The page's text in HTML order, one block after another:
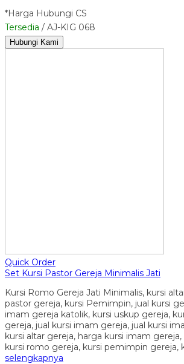
*Harga Hubungi CS
Tersedia / AJ-KIG 068
Hubungi Kami
Quick Order
Set Kursi Pastor Gereja Minimalis Jati
Kursi Romo Gereja Jati Minimalis, kursi
pastor gereja, kursi Pemimpin, jual kursi
imam gereja katolik, kursi uskup gereja,
gereja, jual kursi imam gereja, jual kursi
kursi altar gereja, harga kursi imam
kursi romo gereja, kursi pemimpin gereja,
selengkapnya